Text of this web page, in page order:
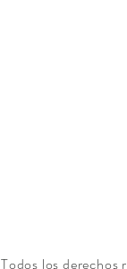
Todos los derechos